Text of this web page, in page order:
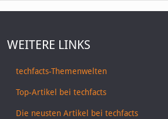
WEITERE LINKS
techfacts-Themenwelten
Top-Artikel bei techfacts
Die neusten Artikel bei techfacts